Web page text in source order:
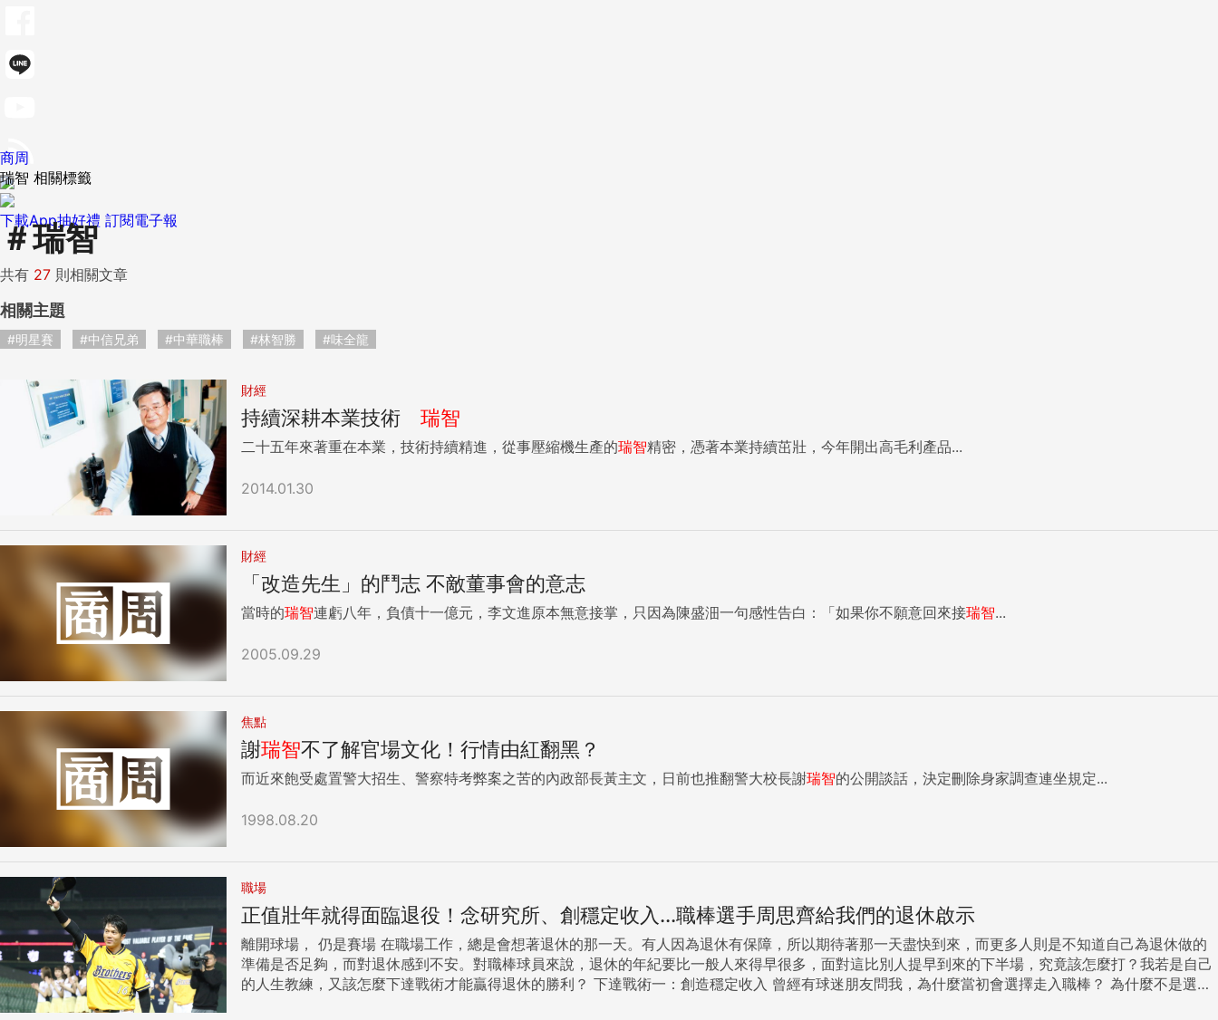
下載App抽好禮 訂閱電子報
商周
瑞智 相關標籤
＃瑞智
共有 27 則相關文章
相關主題
#明星賽 #中信兄弟 #中華職棒 #林智勝 #味全龍
財經
持續深耕本業技術 瑞智
二十五年來著重在本業，技術持續精進，從事壓縮機生產的瑞智精密，憑著本業持續茁壯，今年開出高毛利產品...
2014.01.30
財經
「改造先生」的鬥志 不敵董事會的意志
當時的瑞智連虧八年，負債十一億元，李文進原本無意接掌，只因為陳盛沺一句感性告白：「如果你不願意回來接瑞智...
2005.09.29
焦點
謝瑞智不了解官場文化！行情由紅翻黑？
而近來飽受處置警大招生、警察特考弊案之苦的內政部長黃主文，日前也推翻警大校長謝瑞智的公開談話，決定刪除身家調查連坐規定...
1998.08.20
職場
正值壯年就得面臨退役！念研究所、創穩定收入...職棒選手周思齊給我們的退休啟示
離開球場， 仍是賽場 在職場工作，總是會想著退休的那一天。有人因為退休有保障，所以期待著那一天盡快到來，而更多人則是不知道自己為退休做的
準備是否足夠，而對退休感到不安。對職棒球員來說，退休的年紀要比一般人來得早很多，面對這比別人提早到來的下半場，究竟該怎麼打？我若是自己
的人生教練，又該怎麼下達戰術才能贏得退休的勝利？ 下達戰術一：創造穩定收入 曾經有球迷朋友問我，為什麼當初會選擇走入職棒？ 為什麼不是選擇